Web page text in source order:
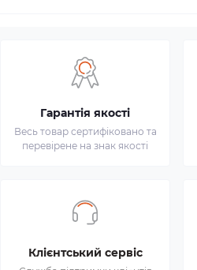
Гарантія якості
Весь товар сертифіковано та
перевірене на знак якості
Клієнтський сервіс